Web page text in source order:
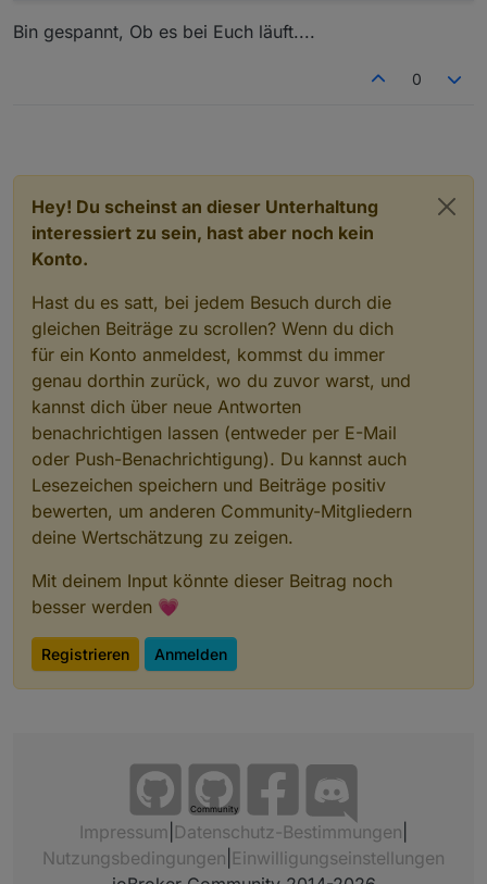
Änderungen protokolliert werden
07:21:14 Bezug: 14W
Powerstream (alte Version des Scripts), was nach meiner
Beobachtung der eingestellten Grundlast*10 entspricht.
Es erfolgen also definitiv noch Aktualisierungen des
Bezugs innerhalb der 30 Sekunden.
Bin gespannt, Ob es bei Euch läuft....
0
Hey! Du scheinst an dieser Unterhaltung
interessiert zu sein, hast aber noch kein
Konto.
Hast du es satt, bei jedem Besuch durch die
gleichen Beiträge zu scrollen? Wenn du dich
für ein Konto anmeldest, kommst du immer
genau dorthin zurück, wo du zuvor warst, und
kannst dich über neue Antworten
benachrichtigen lassen (entweder per E-Mail
oder Push-Benachrichtigung). Du kannst auch
Lesezeichen speichern und Beiträge positiv
bewerten, um anderen Community-Mitgliedern
deine Wertschätzung zu zeigen.
Mit deinem Input könnte dieser Beitrag noch
besser werden 💗
Registrieren Anmelden
Community
Impressum Datenschutz-Bestimmungen
Nutzungsbedingungen Einwilligungseinstellungen